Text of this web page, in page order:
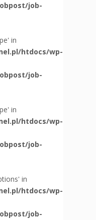
job-
in
htdocs/wp-
job-
in
htdocs/wp-
job-
in
htdocs/wp-
job-